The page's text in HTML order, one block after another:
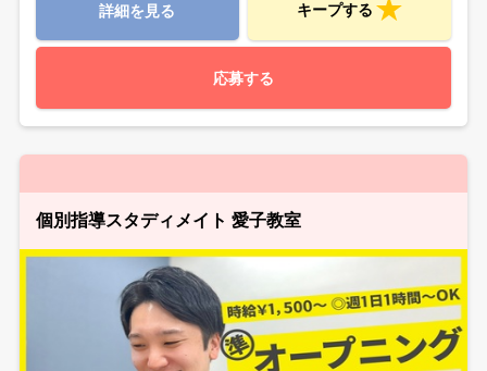
詳細を見る キープする
応募する
個別指導スタディメイト 愛子教室